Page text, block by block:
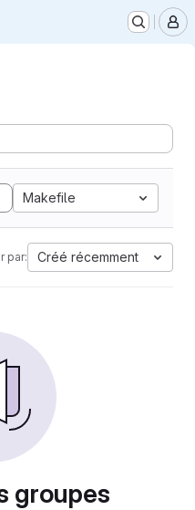
Makefile
par: Créé récemment
groupes